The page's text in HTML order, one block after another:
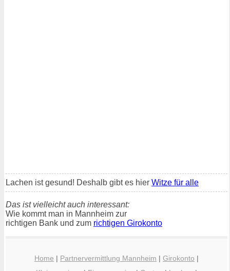
Lachen ist gesund! Deshalb gibt es hier Witze für alle
Das ist vielleicht auch interessant:
Wie kommt man in Mannheim zur
richtigen Bank und zum richtigen Girokonto
Home | Partnervermittlung Mannheim | Girokonto |